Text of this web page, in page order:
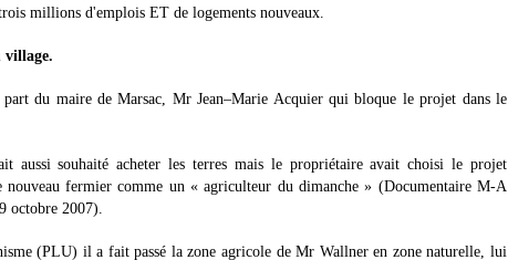
millions d'emplois ET de logements nouveaux.
village.
du maire de Marsac, Mr Jean–Marie Acquier qui bloque le projet dans le
souhaité acheter les terres mais le propriétaire avait choisi le projet
fermier comme un « agriculteur du dimanche » (Documentaire M-A
octobre 2007).
(PLU) il a fait passé la zone agricole de Mr Wallner en zone naturelle, lui